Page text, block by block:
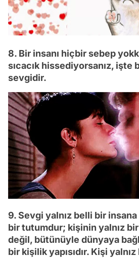
8. Bir insanı hiçbir sebep
sıcacık hissediyorsanız, işte
sevgidir.
9. Sevgi yalnız belli bir insana
bir tutumdur; kişinin yalnız
değil, bütünüyle dünyaya
bir kişilik yapısıdır. Kişi